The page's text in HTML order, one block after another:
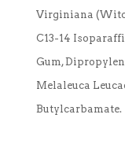
Virginiana
C13-14
Gum,
Melaleuca
Butylcarbamate.